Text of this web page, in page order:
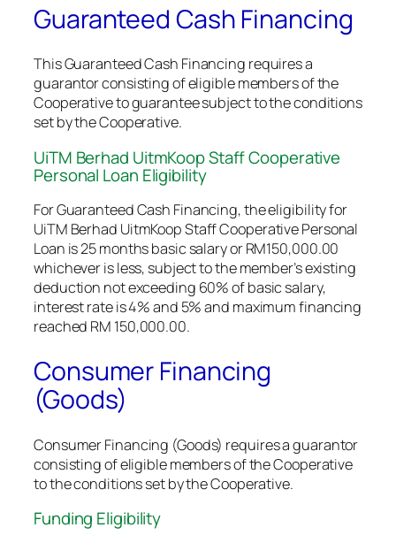
Guaranteed Cash Financing
This Guaranteed Cash Financing requires a
guarantor consisting of eligible members of the
Cooperative to guarantee subject to the conditions
set by the Cooperative.
UiTM Berhad UitmKoop Staff Cooperative
Personal Loan Eligibility
For Guaranteed Cash Financing, the eligibility for
UiTM Berhad UitmKoop Staff Cooperative Personal
Loan is 25 months basic salary or RM150,000.00
whichever is less, subject to the member’s existing
deduction not exceeding 60% of basic salary,
interest rate is 4% and 5% and maximum financing
reached RM 150,000.00.
Consumer Financing
(Goods)
Consumer Financing (Goods) requires a guarantor
consisting of eligible members of the Cooperative
to the conditions set by the Cooperative.
Funding Eligibility